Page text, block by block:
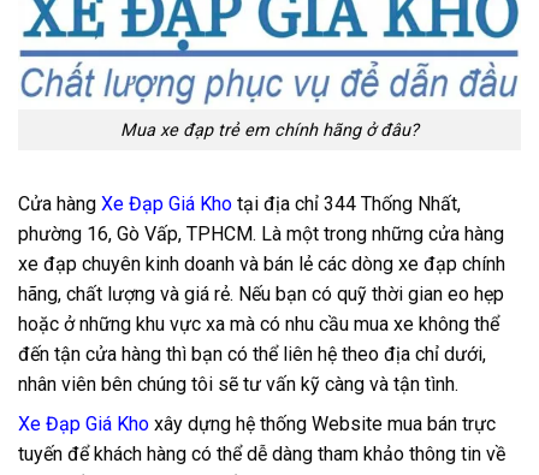
Mua xe đạp trẻ em chính hãng ở đâu?
Cửa hàng Xe Đạp Giá Kho tại địa chỉ 344 Thống Nhất,
phường 16, Gò Vấp, TPHCM. Là một trong những cửa hàng
xe đạp chuyên kinh doanh và bán lẻ các dòng xe đạp chính
hãng, chất lượng và giá rẻ. Nếu bạn có quỹ thời gian eo hẹp
hoặc ở những khu vực xa mà có nhu cầu mua xe không thể
đến tận cửa hàng thì bạn có thể liên hệ theo địa chỉ dưới,
nhân viên bên chúng tôi sẽ tư vấn kỹ càng và tận tình.
Xe Đạp Giá Kho xây dựng hệ thống Website mua bán trực
tuyến để khách hàng có thể dễ dàng tham khảo thông tin về